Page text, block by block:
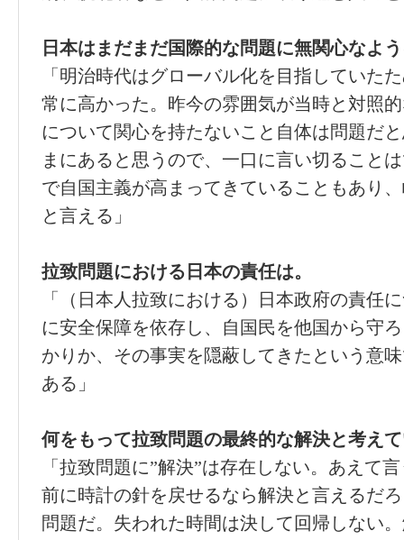
日本はまだまだ国際的な問題に無関心なよ
「明治時代はグローバル化を目指していた
常に高かった。昨今の雰囲気が当時と対照
について関心を持たないこと自体は問題だ
まにあると思うので、一口に言い切ること
で自国主義が高まってきていることもあり
と言える」
拉致問題における日本の責任は。
「（日本人拉致における）日本政府の責任
に安全保障を依存し、自国民を他国から守
かりか、その事実を隠蔽してきたという意
ある」
何をもって拉致問題の最終的な解決と考え
「拉致問題に”解決”は存在しない。あえて
前に時計の針を戻せるなら解決と言えるだ
問題だ。失われた時間は決して回帰しない